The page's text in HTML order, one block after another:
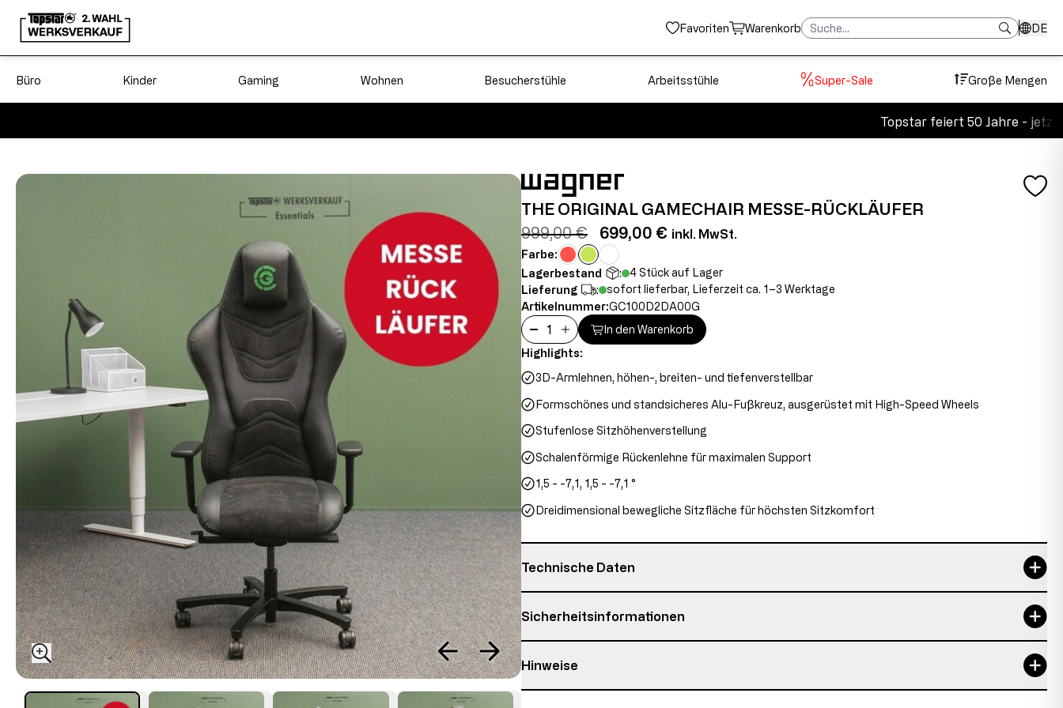
Favoriten Warenkorb DE
Büro Kinder Gaming Wohnen Besucherstühle Arbeitsstühle Super-Sale Große Mengen
Topstar feiert 50 Jahre - jetzt
THE ORIGINAL GAMECHAIR MESSE-RÜCKLÄUFER
999,00 €
699,00 € inkl. MwSt.
Farbe:
Lagerbestand
:
4 Stück auf Lager
Lieferung
:
sofort lieferbar, Lieferzeit ca. 1–3 Werktage
Artikelnummer:GC100D2DA00G
In den Warenkorb
Highlights:
3D-Armlehnen, höhen-, breiten- und tiefenverstellbar
Formschönes und standsicheres Alu-Fußkreuz, ausgerüstet mit High-Speed Wheels
Stufenlose Sitzhöhenverstellung
Schalenförmige Rückenlehne für maximalen Support
1,5 - -7,1, 1,5 - -7,1 °
Dreidimensional bewegliche Sitzfläche für höchsten Sitzkomfort
Technische Daten
Garantie
Gesamthöhe
max. Nutzergewicht
Sicherheitsinformationen
Verantwortliche Person:
Hinweise
Details zum Zustand des Artikels